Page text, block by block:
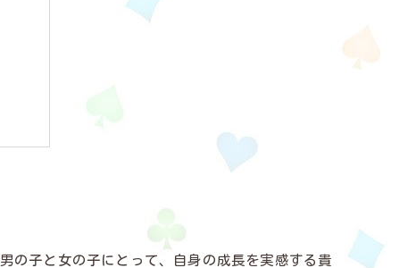
の子と女の子にとって、自身の成長を実感する貴